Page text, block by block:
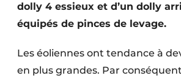
Contrôle d’accès
dolly 4 essieux et d’un dolly
équipés de pinces de levage.
Les éoliennes ont tendance à
en plus grandes. Par